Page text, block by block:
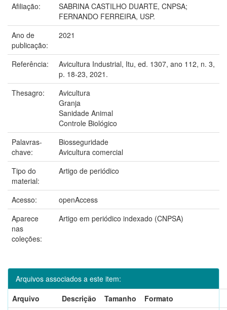
Afiliação:
SABRINA CASTILHO DUARTE, CNPSA;
FERNANDO FERREIRA, USP.
Ano de
publicação:
2021
Referência:
Avicultura Industrial, Itu, ed. 1307, ano 112, n. 3,
p. 18-23, 2021.
Thesagro:
Avicultura
Granja
Sanidade Animal
Controle Biológico
Palavras-
chave:
Biosseguridade
Avicultura comercial
Tipo do
material:
Artigo de periódico
Acesso:
openAccess
Aparece
nas
coleções:
Artigo em periódico indexado (CNPSA)
Arquivos associados a este item:
Arquivo
Descrição Tamanho
Formato